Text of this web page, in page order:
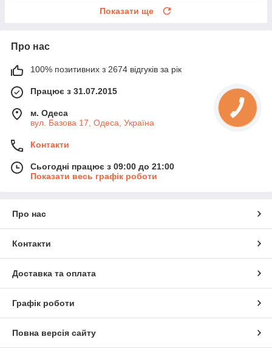
Показати ще
Про нас
100% позитивних з 2674 відгуків за рік
Працює з 31.07.2015
м. Одеса
вул. Базова 17, Одеса, Україна
Контакти
Сьогодні працює з 09:00 до 21:00
Показати весь графік роботи
Про нас
Контакти
Доставка та оплата
Графік роботи
Повна версія сайту